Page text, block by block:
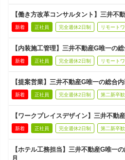
【働き方改革コンサルタント】三井不
新着 正社員 完全週休2日制 リモート
【内装施工管理】三井不動産G唯一の
新着 正社員 完全週休2日制 リモート
【提案営業】三井不動産G唯一の総合
新着 正社員 完全週休2日制 第二新卒
【ワークプレイスデザイン】三井不動
新着 正社員 完全週休2日制 第二新卒
【ホテル工務担当】三井不動産G唯一
月